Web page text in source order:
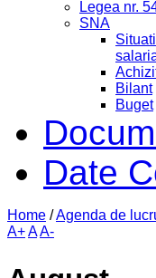
Legea nr.
SNA
Bilant
Buget
Date
Home /Agenda de
A+AA-